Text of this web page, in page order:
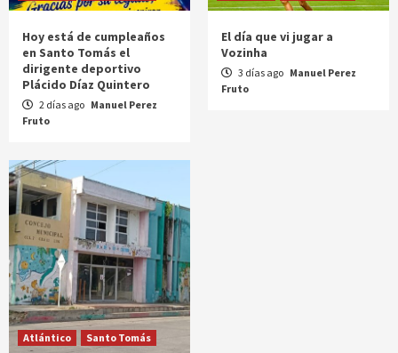
Hoy está de cumpleaños
en Santo Tomás el
dirigente deportivo
Plácido Díaz Quintero
2 días ago Manuel Perez
Fruto
El día que vi jugar a
Vozinha
3 días ago Manuel Perez
Fruto
Atlántico Santo Tomás